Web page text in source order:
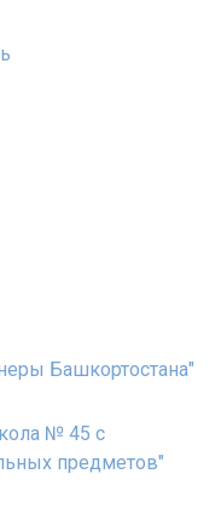
Башкортостана"
№ 45 с
предметов"